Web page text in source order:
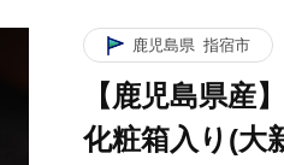
鹿児島県 指宿市
【鹿児島県産
化粧箱入り(大